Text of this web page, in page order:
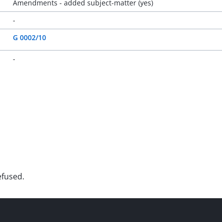
Amendments - added subject-matter (yes)
-
G 0002/10
-